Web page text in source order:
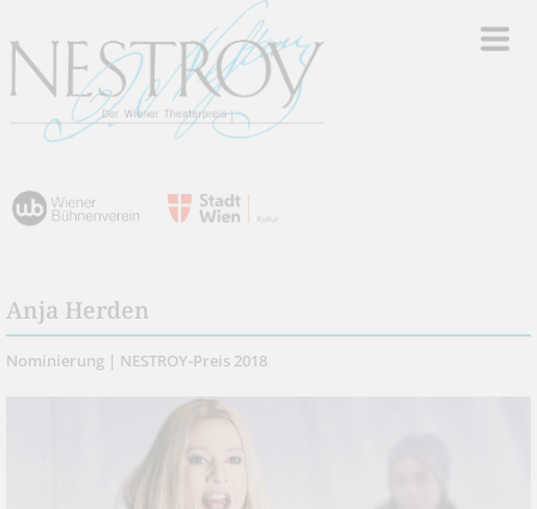
Anja Herden
Nominierung | NESTROY-Preis 2018